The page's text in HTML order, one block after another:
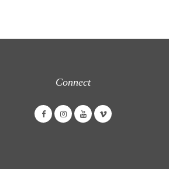
Connect